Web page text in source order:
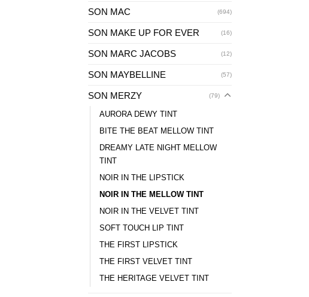
SON MAC (694)
SON MAKE UP FOR EVER (16)
SON MARC JACOBS (12)
SON MAYBELLINE (57)
SON MERZY (79)
AURORA DEWY TINT
BITE THE BEAT MELLOW TINT
DREAMY LATE NIGHT MELLOW
TINT
NOIR IN THE LIPSTICK
NOIR IN THE MELLOW TINT
NOIR IN THE VELVET TINT
SOFT TOUCH LIP TINT
THE FIRST LIPSTICK
THE FIRST VELVET TINT
THE HERITAGE VELVET TINT